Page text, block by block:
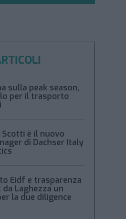
sulla peak season,
per il trasporto
è il nuovo
di Dachser Italy
Eidf e trasparenza
Laghezza un
la due diligence